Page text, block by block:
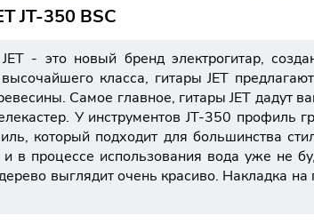
JT-350 BSC
- это новый бренд электрогитар,
высочайшего класса, гитары JET
Самое главное, гитары JET дадут
У инструментов JT-350
который подходит для большинства
в процессе использования вода уже не
выглядит очень красиво. Накладка